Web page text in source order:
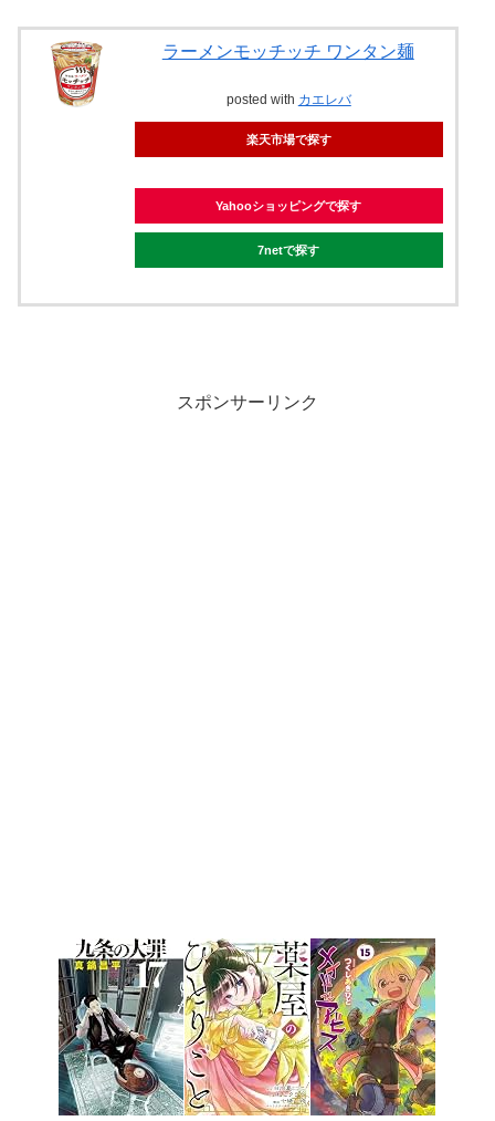
ラーメンモッチッチ ワンタン麺
posted with カエレバ
楽天市場で探す
Yahooショッピングで探す
7netで探す
スポンサーリンク